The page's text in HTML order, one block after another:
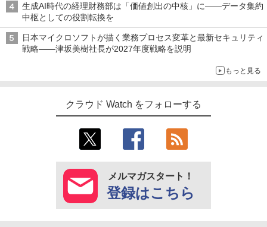
生成AI時代の経理財務部は「価値創出の中核」に――データ集約
中枢としての役割転換を
日本マイクロソフトが描く業務プロセス変革と最新セキュリティ
戦略――津坂美樹社長が2027年度戦略を説明
もっと見る
クラウド Watch をフォローする
メルマガスタート！
登録はこちら